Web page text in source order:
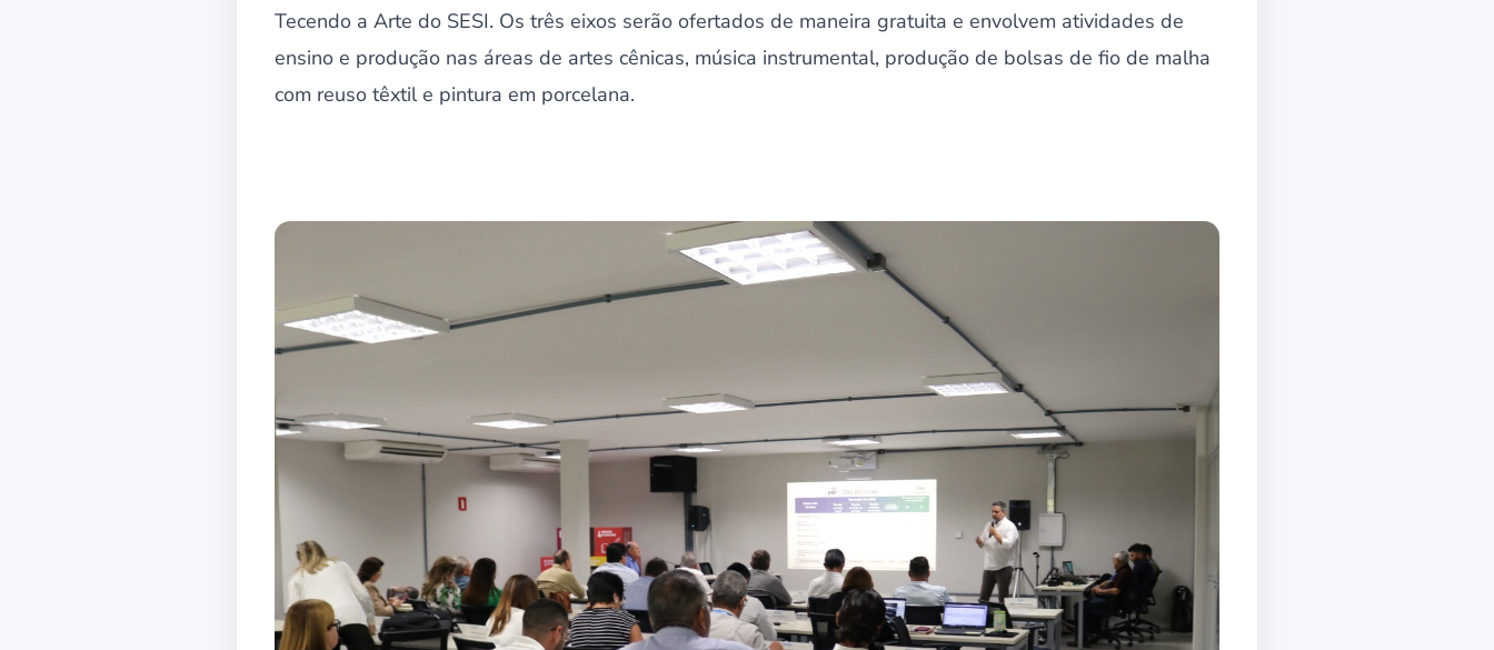
Tecendo a Arte do SESI. Os três eixos serão ofertados de maneira gratuita e envolvem atividades de
ensino e produção nas áreas de artes cênicas, música instrumental, produção de bolsas de fio de malha
com reuso têxtil e pintura em porcelana.